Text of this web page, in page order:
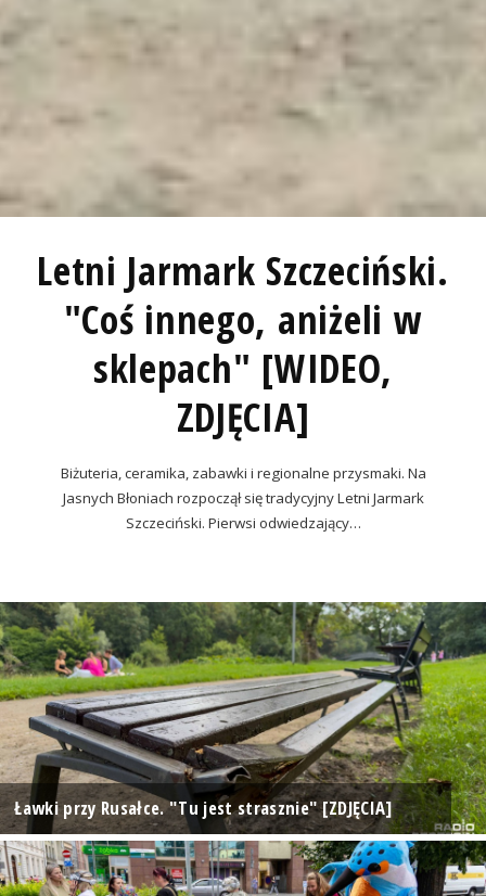
Letni Jarmark Szczeciński.
"Coś innego, aniżeli w
sklepach" [WIDEO,
ZDJĘCIA]
Biżuteria, ceramika, zabawki i regionalne przysmaki. Na
Jasnych Błoniach rozpoczął się tradycyjny Letni Jarmark
Szczeciński. Pierwsi odwiedzający…
Ławki przy Rusałce. "Tu jest strasznie" [ZDJĘCIA]